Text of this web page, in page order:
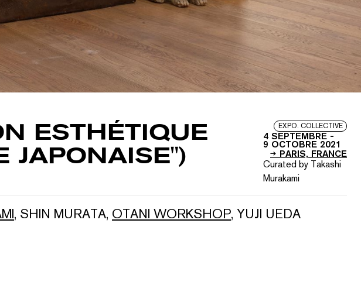
ESTHÉTIQUE
JAPONAISE")
EXPO. COLLECTIVE
4 SEPTEMBRE-
9 OCTOBRE 2021
PARIS, FRANCE
Curated by Takashi
Murakami
, SHIN MURATA, OTANI WORKSHOP, YUJI UEDA